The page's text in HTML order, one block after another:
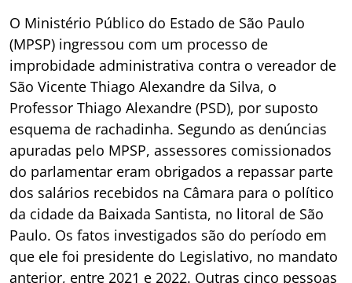
O Ministério Público do Estado de São Paulo
(MPSP) ingressou com um processo de
improbidade administrativa contra o vereador de
São Vicente Thiago Alexandre da Silva, o
Professor Thiago Alexandre (PSD), por suposto
esquema de rachadinha. Segundo as denúncias
apuradas pelo MPSP, assessores comissionados
do parlamentar eram obrigados a repassar parte
dos salários recebidos na Câmara para o político
da cidade da Baixada Santista, no litoral de São
Paulo. Os fatos investigados são do período em
que ele foi presidente do Legislativo, no mandato
anterior, entre 2021 e 2022. Outras cinco pessoas